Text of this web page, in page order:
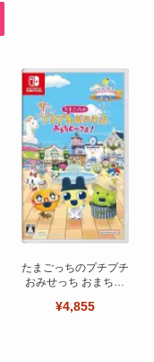
たまごっちのプチプチ
おみせっち おまちど
¥4,855